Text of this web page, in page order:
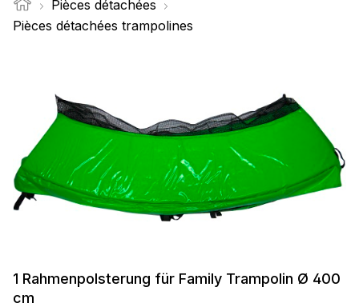
Pièces détachées
Pièces détachées trampolines
1 Rahmenpolsterung für Family Trampolin Ø 400
cm